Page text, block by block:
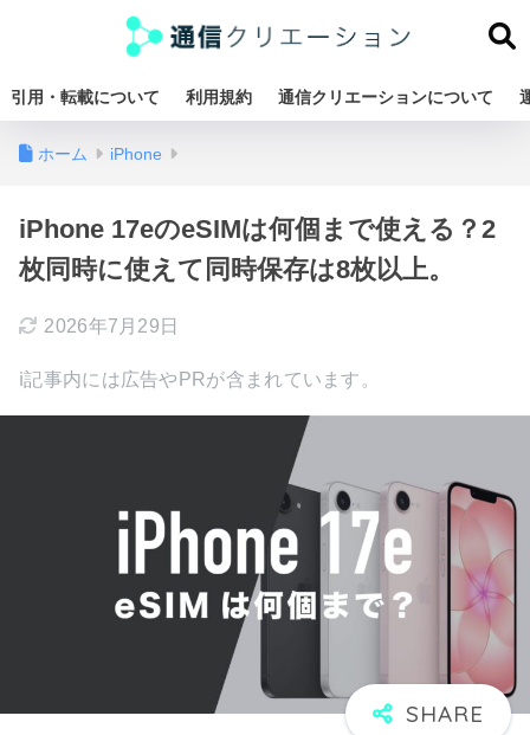
引用・転載について 利用規約 通信クリエーションについて
ホーム iPhone
iPhone 17eのeSIMは何個まで使える？2
枚同時に使えて同時保存は8枚以上。
2026年7月29日
ℹ︎記事内には広告やPRが含まれています。